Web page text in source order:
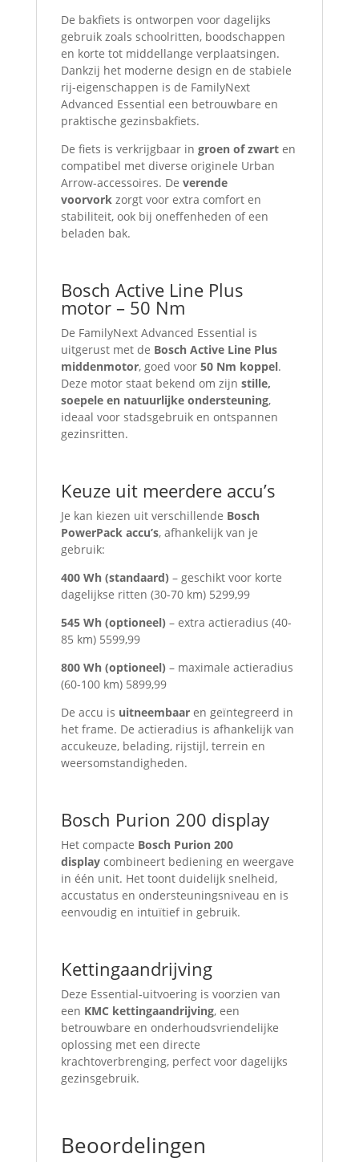
De bakfiets is ontworpen voor dagelijks
gebruik zoals schoolritten, boodschappen
en korte tot middellange verplaatsingen.
Dankzij het moderne design en de stabiele
rij-eigenschappen is de FamilyNext
Advanced Essential een betrouwbare en
praktische gezinsbakfiets.
De fiets is verkrijgbaar in groen of zwarten
compatibel met diverse originele Urban
Arrow-accessoires. De verende
voorvorkzorgt voor extra comfort en
stabiliteit, ook bij oneffenheden of een
beladen bak.
Bosch Active Line Plus
motor – 50 Nm
De FamilyNext Advanced Essential is
uitgerust met de Bosch Active Line Plus
middenmotor, goed voor 50 Nm koppel.
Deze motor staat bekend om zijn stille,
soepele en natuurlijke ondersteuning,
ideaal voor stadsgebruik en ontspannen
gezinsritten.
Keuze uit meerdere accu’s
Je kan kiezen uit verschillende Bosch
PowerPack accu’s, afhankelijk van je
gebruik:
400 Wh (standaard) – geschikt voor korte
dagelijkse ritten (30-70 km) 5299,99
545 Wh (optioneel) – extra actieradius (40-
85 km) 5599,99
800 Wh (optioneel) – maximale actieradius
(60-100 km) 5899,99
De accu is uitneembaaren geïntegreerd in
het frame. De actieradius is afhankelijk van
accukeuze, belading, rijstijl, terrein en
weersomstandigheden.
Bosch Purion 200 display
Het compacte Bosch Purion 200
displaycombineert bediening en weergave
in één unit. Het toont duidelijk snelheid,
accustatus en ondersteuningsniveau en is
eenvoudig en intuïtief in gebruik.
Kettingaandrijving
Deze Essential-uitvoering is voorzien van
een KMC kettingaandrijving, een
betrouwbare en onderhoudsvriendelijke
oplossing met een directe
krachtoverbrenging, perfect voor dagelijks
gezinsgebruik.
Beoordelingen